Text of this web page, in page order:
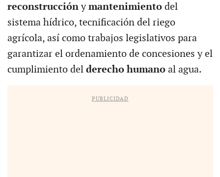
reconstrucciónymantenimiento del
sistema hídrico, tecnificación del riego
agrícola, así como trabajos legislativos para
garantizar el ordenamiento de concesiones y el
cumplimiento del derecho humanoal agua.
PUBLICIDAD